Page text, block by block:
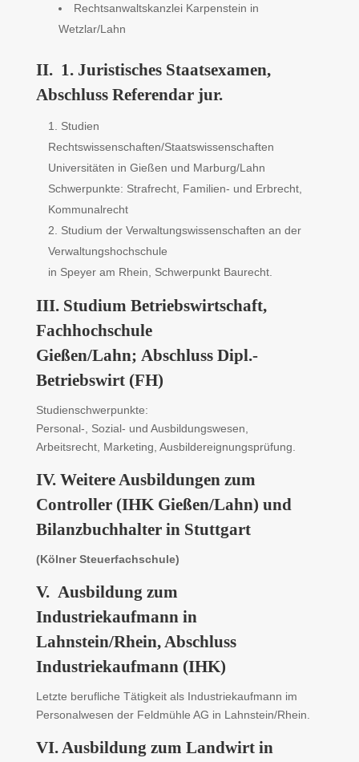
Rechtsanwaltskanzlei Karpenstein in
Wetzlar/Lahn
II. 1. Juristisches Staatsexamen,
Abschluss Referendar jur.
Studien
Rechtswissenschaften/Staatswissenschaften
Universitäten in Gießen und Marburg/Lahn
Schwerpunkte: Strafrecht, Familien- und Erbrecht,
Kommunalrecht
Studium der Verwaltungswissenschaften an der
Verwaltungshochschule
in Speyer am Rhein, Schwerpunkt Baurecht.
III. Studium Betriebswirtschaft,
Fachhochschule
Gießen/Lahn; Abschluss Dipl.-
Betriebswirt (FH)
Studienschwerpunkte:
Personal-, Sozial- und Ausbildungswesen,
Arbeitsrecht, Marketing, Ausbildereignungsprüfung.
IV. Weitere Ausbildungen zum
Controller (IHK Gießen/Lahn) und
Bilanzbuchhalter in Stuttgart
(Kölner Steuerfachschule)
V. Ausbildung zum
Industriekaufmann in
Lahnstein/Rhein, Abschluss
Industriekaufmann (IHK)
Letzte berufliche Tätigkeit als Industriekaufmann im
Personalwesen der Feldmühle AG in Lahnstein/Rhein.
VI. Ausbildung zum Landwirt in